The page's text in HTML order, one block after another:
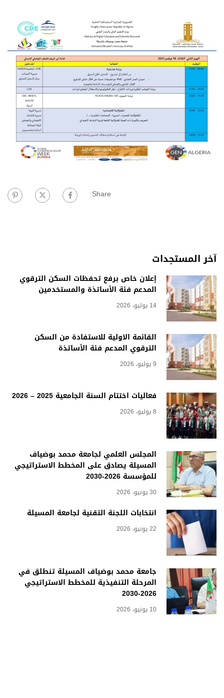
Share:
آخر المستجدات
إعلان خاص برفع تحفظات السكن الترقوي
المدعم فئة الأساتذة والمستخدمين
14 يوليو، 2026
القائمة الأولية للاستفادة من السكن
الترقوي المدعم فئة الأساتذة
9 يوليو، 2026
فعاليات اختتام السنة الجامعية 2025 – 2026
8 يوليو، 2026
المجلس العلمي لجامعة محمد بوضياف
المسيلة يصادق على المخطط الاستراتيجي
للمؤسسة 2026-2030
30 يونيو، 2026
انتخابات اللجنة التقنية لجامعة المسيلة
22 يونيو، 2026
جامعة محمد بوضياف المسيلة تنطلق في
المرحلة التنفيذية للمخطط الاستراتيجي
2026-2030
10 يونيو، 2026